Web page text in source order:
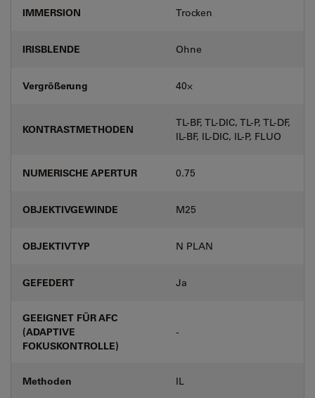
IMMERSION Trocken
IRISBLENDE Ohne
Vergrößerung 40⨉
KONTRASTMETHODEN
TL-BF, TL-DIC, TL-P, TL-DF,
IL-BF, IL-DIC, IL-P, FLUO
NUMERISCHE APERTUR 0.75
OBJEKTIVGEWINDE M25
OBJEKTIVTYP N PLAN
GEFEDERT Ja
GEEIGNET FÜR AFC
(ADAPTIVE
FOKUSKONTROLLE)
-
Methoden IL